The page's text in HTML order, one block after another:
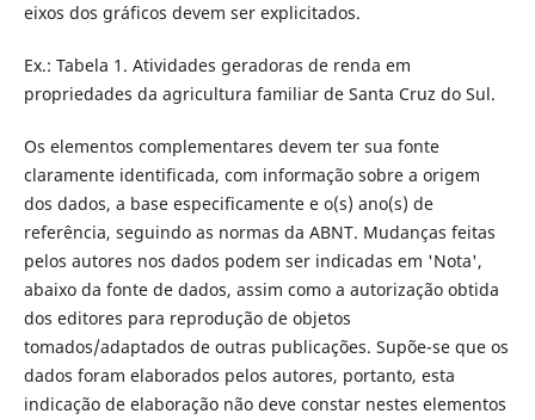
eixos dos gráficos devem ser explicitados.
Ex.: Tabela 1. Atividades geradoras de renda em
propriedades da agricultura familiar de Santa Cruz do Sul.
Os elementos complementares devem ter sua fonte
claramente identificada, com informação sobre a origem
dos dados, a base especificamente e o(s) ano(s) de
referência, seguindo as normas da ABNT. Mudanças feitas
pelos autores nos dados podem ser indicadas em 'Nota',
abaixo da fonte de dados, assim como a autorização obtida
dos editores para reprodução de objetos
tomados/adaptados de outras publicações. Supõe-se que os
dados foram elaborados pelos autores, portanto, esta
indicação de elaboração não deve constar nestes elementos